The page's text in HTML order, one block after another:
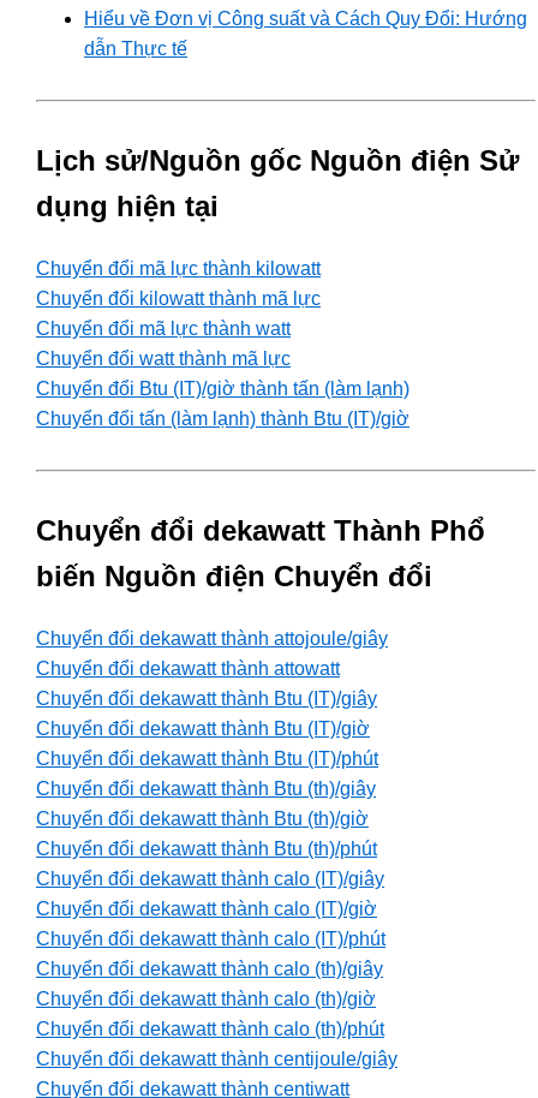
Hiểu về Đơn vị Công suất và Cách Quy Đổi: Hướng
dẫn Thực tế
Lịch sử/Nguồn gốc Nguồn điện Sử
dụng hiện tại
Chuyển đổi mã lực thành kilowatt
Chuyển đổi kilowatt thành mã lực
Chuyển đổi mã lực thành watt
Chuyển đổi watt thành mã lực
Chuyển đổi Btu (IT)/giờ thành tấn (làm lạnh)
Chuyển đổi tấn (làm lạnh) thành Btu (IT)/giờ
Chuyển đổi dekawatt Thành Phổ
biến Nguồn điện Chuyển đổi
Chuyển đổi dekawatt thành attojoule/giây
Chuyển đổi dekawatt thành attowatt
Chuyển đổi dekawatt thành Btu (IT)/giây
Chuyển đổi dekawatt thành Btu (IT)/giờ
Chuyển đổi dekawatt thành Btu (IT)/phút
Chuyển đổi dekawatt thành Btu (th)/giây
Chuyển đổi dekawatt thành Btu (th)/giờ
Chuyển đổi dekawatt thành Btu (th)/phút
Chuyển đổi dekawatt thành calo (IT)/giây
Chuyển đổi dekawatt thành calo (IT)/giờ
Chuyển đổi dekawatt thành calo (IT)/phút
Chuyển đổi dekawatt thành calo (th)/giây
Chuyển đổi dekawatt thành calo (th)/giờ
Chuyển đổi dekawatt thành calo (th)/phút
Chuyển đổi dekawatt thành centijoule/giây
Chuyển đổi dekawatt thành centiwatt